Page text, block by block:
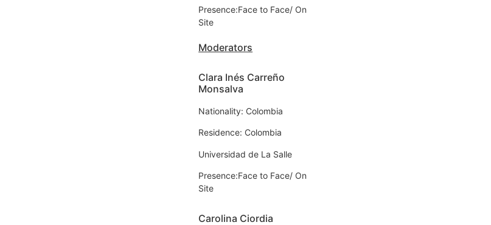
Presence:Face to Face/ On
Site
Moderators
Clara Inés Carreño
Monsalva
Nationality: Colombia
Residence: Colombia
Universidad de La Salle
Presence:Face to Face/ On
Site
Carolina Ciordia